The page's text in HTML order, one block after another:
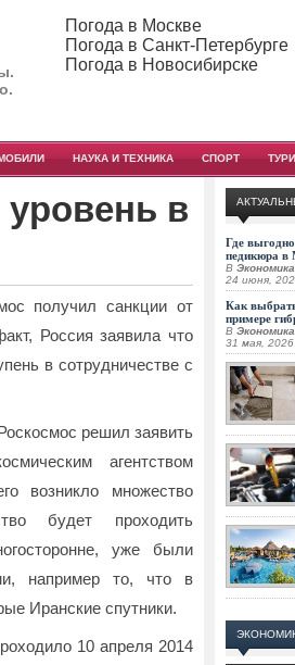
Погода в Москве
Погода в Санкт-Петербурге
Погода в Новосибирске
НАУКА И ТЕХНИКА СПОРТ
в
получил санкции от
Россия заявила что
в сотрудничестве с
решил заявить
агентством
возникло множество
будет проходить
уже были
например то, что в
Иранские спутники.
10 апреля 2014
Где
педикюра в
В Экономика
24 июня,
Как
примере
В Экономика
31 мая, 2026